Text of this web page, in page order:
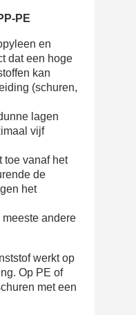
PE
en
dat een hoge
kan
(schuren,
lagen
vijf
toe vanaf het
de
het
andere
werkt op
Op PE of
met een